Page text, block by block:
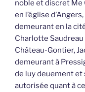
noble et discret Me
en l’église
demeurant en la
Charlotte
Château-Gontier,
demeurant à
de luy deuement et
autorisée quant à